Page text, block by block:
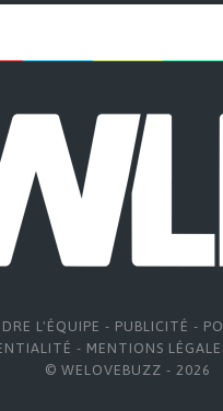
L'ÉQUIPE - PUBLICITÉ -
- MENTIONS
© WELOVEBUZZ - 2026